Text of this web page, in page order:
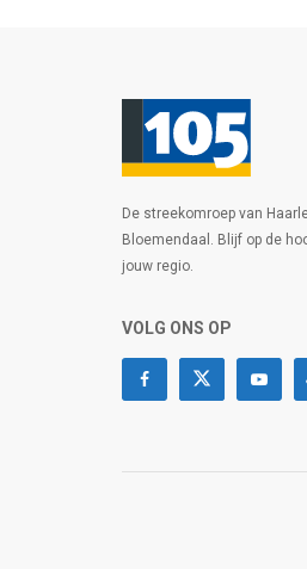
De streekomroep van
Bloemendaal. Blijf op de
jouw regio.
VOLG ONS OP